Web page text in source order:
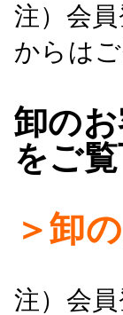
注）会
からは
卸の
をご覧
＞卸
注）会